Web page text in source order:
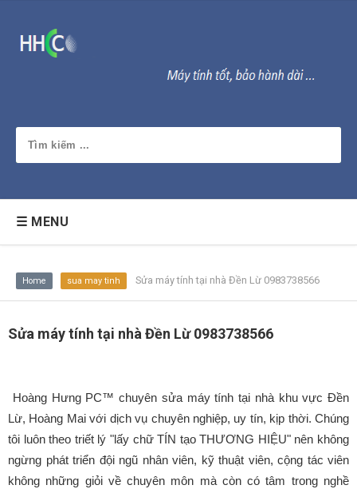
☰ MENU
Home sua may tinh Sửa máy tính tại nhà Đền Lừ 0983738566
Sửa máy tính tại nhà Đền Lừ 0983738566
Hoàng Hưng PC™ chuyên sửa máy tính tại nhà khu vực Đền
Lừ, Hoàng Mai với dịch vụ chuyên nghiệp, uy tín, kịp thời. Chúng
tôi luôn theo triết lý "lấy chữ TÍN tạo THƯƠNG HIỆU" nên không
ngừng phát triển đội ngũ nhân viên, kỹ thuật viên, cộng tác viên
không những giỏi về chuyên môn mà còn có tâm trong nghề